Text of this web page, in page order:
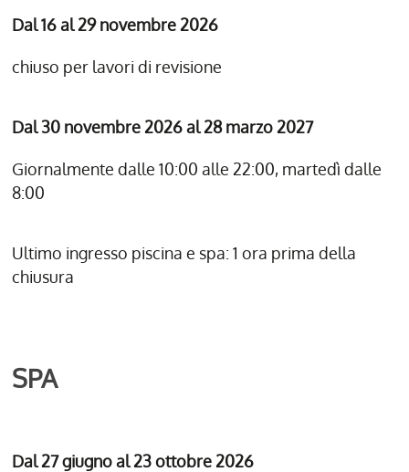
Dal 16 al 29 novembre 2026
chiuso per lavori di revisione
Dal 30 novembre 2026 al 28 marzo 2027
Giornalmente dalle 10:00 alle 22:00, martedì dalle
8:00
Ultimo ingresso piscina e spa: 1 ora prima della
chiusura
SPA
Dal 27 giugno al 23 ottobre 2026